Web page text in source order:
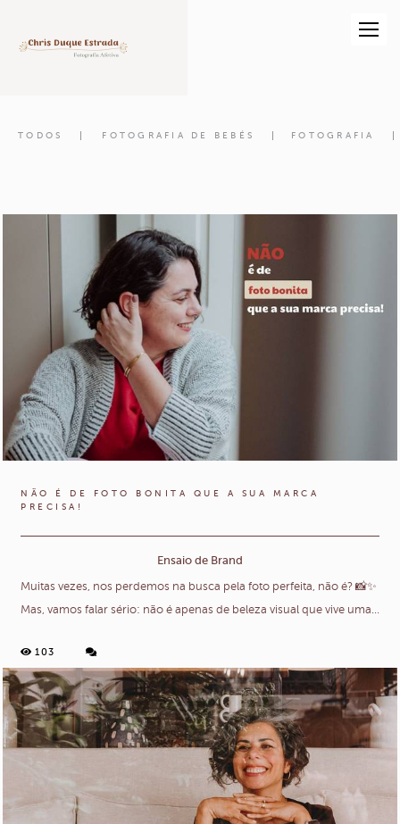
TODOS FOTOGRAFIA DE BEBÉS FOTOGRAFIA
NÃO É DE FOTO BONITA QUE A SUA MARCA
PRECISA!
Ensaio de Brand
103
Muitas vezes, nos perdemos na busca pela foto perfeita, não é? 📸✨
Mas, vamos falar sério: não é apenas de beleza visual que vive uma...